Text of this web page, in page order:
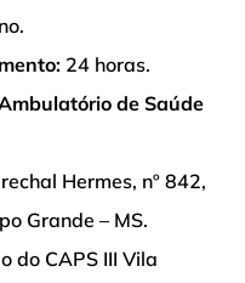
24 horas.
de Saúde
Hermes, nº 842,
Grande – MS.
do CAPS III Vila